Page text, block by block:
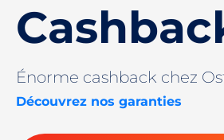
Énorme cashback chez
Découvrez nos garanties